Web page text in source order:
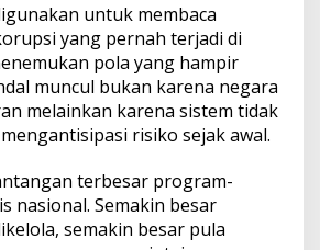
untuk membaca
yang pernah terjadi di
pola yang hampir
muncul bukan karena negara
melainkan karena sistem tidak
risiko sejak awal.
terbesar program-
nasional. Semakin besar
semakin besar pula